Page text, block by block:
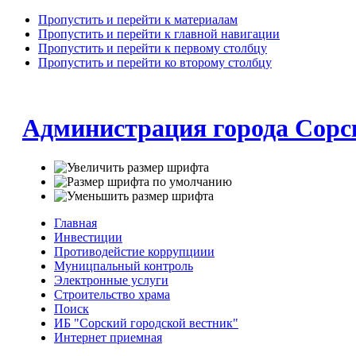
Пропустить и перейти к материалам
Пропустить и перейти к главной навигации
Пропустить и перейти к первому столбцу
Пропустить и перейти ко второму столбцу
Администрация города
Главная
Инвестиции
Противодейстие коррупциии
Муницпальный контроль
Электронные услуги
Строительство храма
Поиск
ИБ "Сорский городской вестник"
Интернет приемная